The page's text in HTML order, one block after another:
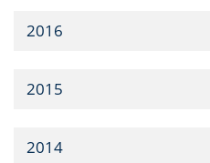
2016
2015
2014